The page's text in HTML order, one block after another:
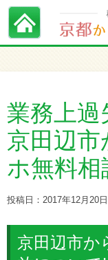
業務上過
京田辺市
ホ無料相
投稿日：2017年12月20
京田辺市か